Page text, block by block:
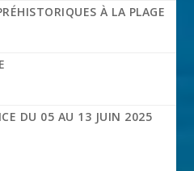
À LA PLAGE
DU 05 AU 13 JUIN 2025